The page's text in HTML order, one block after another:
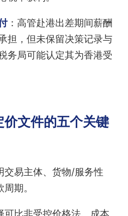
：高管赴港出差期间薪酬
担，但未保留决策记录与
务局可能认定其为香港受
文件的五个关键
交易主体、货物/服务性
期。